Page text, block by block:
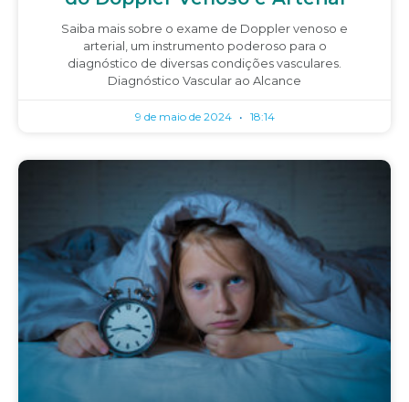
Saiba mais sobre o exame de Doppler venoso e
arterial, um instrumento poderoso para o
diagnóstico de diversas condições vasculares.
Diagnóstico Vascular ao Alcance
9 de maio de 2024 18:14